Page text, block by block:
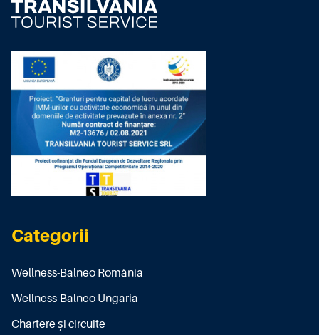
Categorii
Wellness-Balneo România
Wellness-Balneo Ungaria
Chartere și circuite